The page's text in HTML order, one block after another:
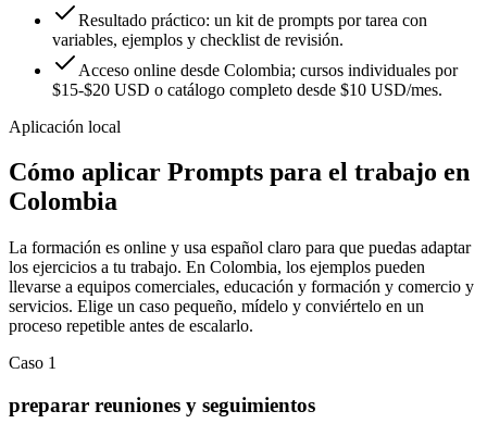
Resultado práctico: un kit de prompts por tarea con
variables, ejemplos y checklist de revisión.
Acceso online desde Colombia; cursos individuales por
$15-$20 USD o catálogo completo desde $10 USD/mes.
Aplicación local
Cómo aplicar Prompts para el trabajo en
Colombia
La formación es online y usa español claro para que puedas adaptar
los ejercicios a tu trabajo. En Colombia, los ejemplos pueden
llevarse a equipos comerciales, educación y formación y comercio y
servicios. Elige un caso pequeño, mídelo y conviértelo en un
proceso repetible antes de escalarlo.
Caso 1
preparar reuniones y seguimientos